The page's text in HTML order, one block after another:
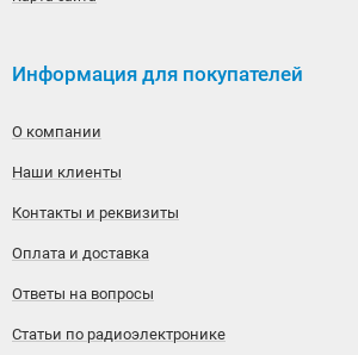
Информация для покупателей
О компании
Наши клиенты
Контакты и реквизиты
Оплата и доставка
Ответы на вопросы
Статьи по радиоэлектронике